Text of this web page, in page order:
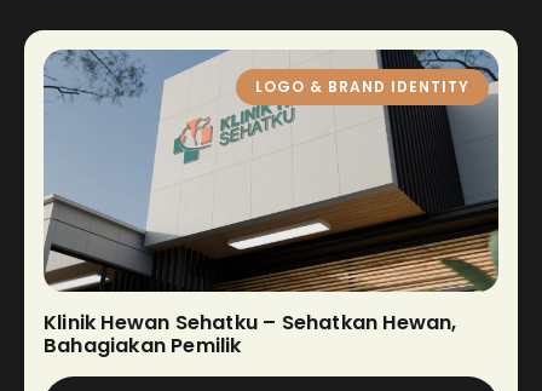
LOGO & BRAND IDENTITY
Klinik Hewan Sehatku – Sehatkan Hewan,
Bahagiakan Pemilik